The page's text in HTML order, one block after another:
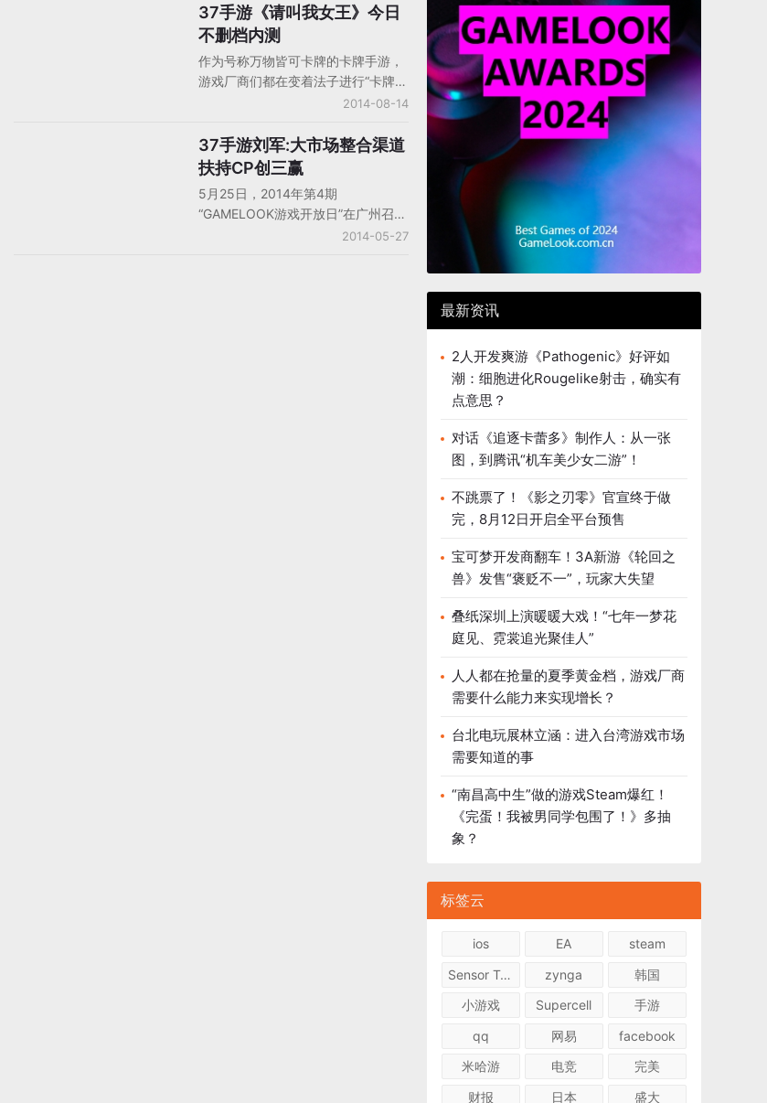
的一些现象，并对现在CP所遇到的一
些问题提出了他个人的建议。
37手游《请叫我女王》今日
不删档内测
作为号称万物皆可卡牌的卡牌手游，
游戏厂商们都在变着法子进行“卡牌
+X”的玩法设计。而今日，37手游推
游《请叫我女王》进行安卓版和iOS
越狱版的不删档内测。此次37手游
《请叫我女王》的不删档内测在国内
多渠道推出，首发渠道有（以下排名
不分先后）：百度91、360、UC、
小米、OPPO、VIVO、魅族、华为、
2014-08-14
37手游刘军:大市场整合渠道
扶持CP创三赢
5月25日，2014年第4期
“GAMELOOK游戏开放日”在广州召
开，此次活动由37手游、Itools倾力
2014-05-27
最新资讯
2人开发爽游《Pathogenic》好评如
潮：细胞进化Rougelike射击，确实有
点意思？
对话《追逐卡蕾多》制作人：从一张
图，到腾讯“机车美少女二游”！
不跳票了！《影之刃零》官宣终于做
完，8月12日开启全平台预售
宝可梦开发商翻车！3A新游《轮回之
兽》发售“褒贬不一”，玩家大失望
叠纸深圳上演暖暖大戏！“七年一梦花
庭见、霓裳追光聚佳人”
人人都在抢量的夏季黄金档，游戏厂商
需要什么能力来实现增长？
台北电玩展林立涵：进入台湾游戏市场
需要知道的事
“南昌高中生”做的游戏Steam爆红！
《完蛋！我被男同学包围了！》多抽
象？
标签云
ios EA
steam
Sensor Tower
zynga
韩国
小游戏
Supercell
手游
qq
网易
facebook
米哈游
电竞
完美
财报
日本 盛大